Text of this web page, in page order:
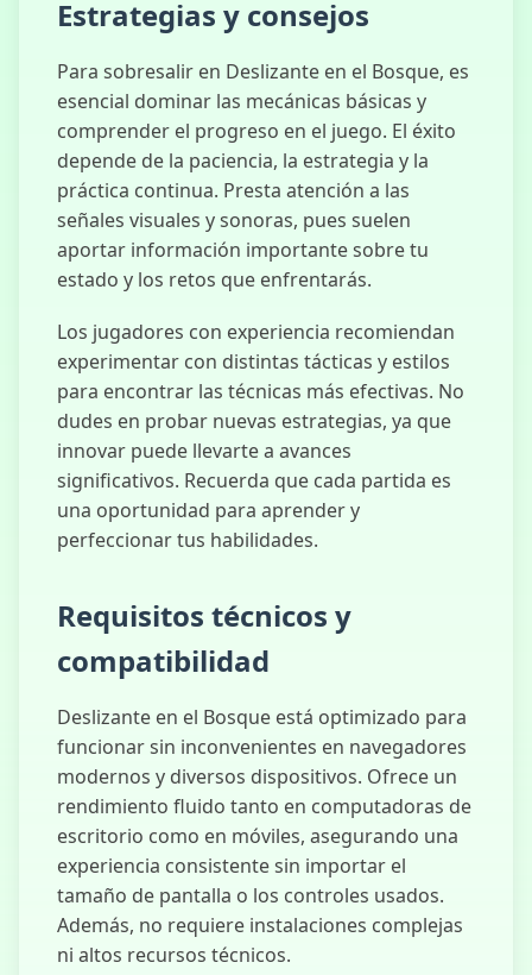
Estrategias y consejos
Para sobresalir en Deslizante en el Bosque, es
esencial dominar las mecánicas básicas y
comprender el progreso en el juego. El éxito
depende de la paciencia, la estrategia y la
práctica continua. Presta atención a las
señales visuales y sonoras, pues suelen
aportar información importante sobre tu
estado y los retos que enfrentarás.
Los jugadores con experiencia recomiendan
experimentar con distintas tácticas y estilos
para encontrar las técnicas más efectivas. No
dudes en probar nuevas estrategias, ya que
innovar puede llevarte a avances
significativos. Recuerda que cada partida es
una oportunidad para aprender y
perfeccionar tus habilidades.
Requisitos técnicos y
compatibilidad
Deslizante en el Bosque está optimizado para
funcionar sin inconvenientes en navegadores
modernos y diversos dispositivos. Ofrece un
rendimiento fluido tanto en computadoras de
escritorio como en móviles, asegurando una
experiencia consistente sin importar el
tamaño de pantalla o los controles usados.
Además, no requiere instalaciones complejas
ni altos recursos técnicos.